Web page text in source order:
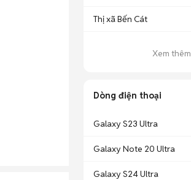
Thị xã Bến Cát
Xem thêm
Dòng điện thoại
Galaxy S23 Ultra
Galaxy Note 20 Ultra
Galaxy S24 Ultra